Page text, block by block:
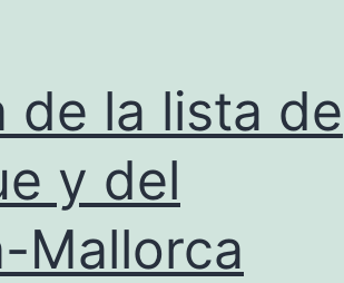
de la lista de
y del
Mallorca